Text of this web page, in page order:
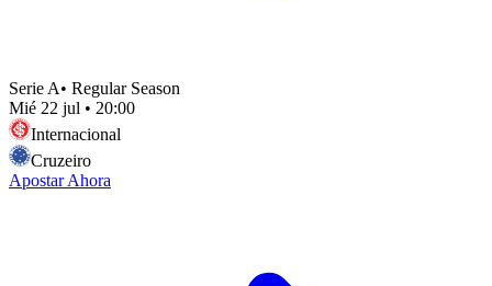
Serie A• Regular Season
Mié 22 jul • 20:00
Internacional
Cruzeiro
Apostar Ahora